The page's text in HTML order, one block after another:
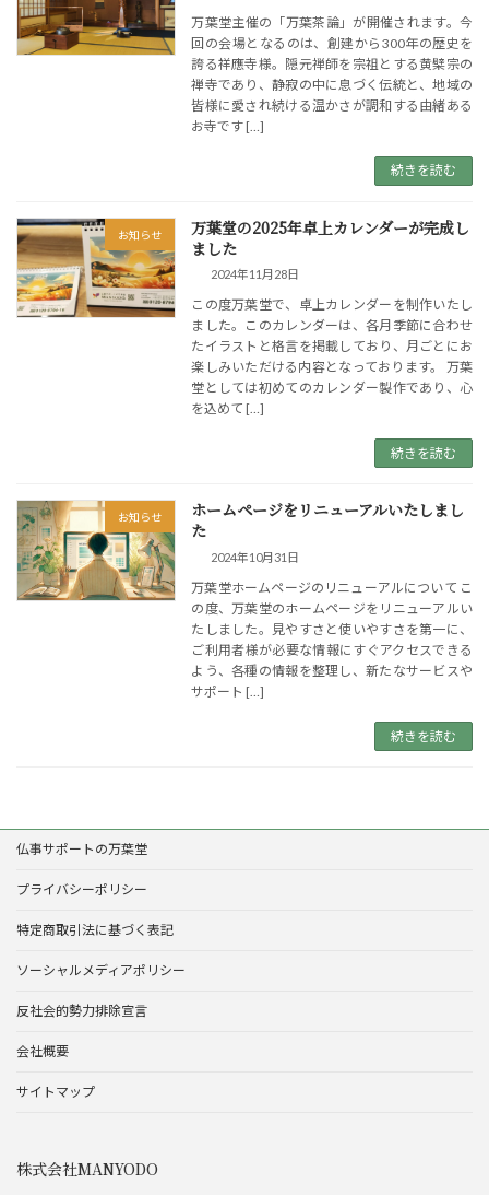
万葉堂主催の「万葉茶論」が開催されます。今
回の会場となるのは、創建から300年の歴史を
誇る祥應寺様。隠元禅師を宗祖とする黄檗宗の
禅寺であり、静寂の中に息づく伝統と、地域の
皆様に愛され続ける温かさが調和する由緒ある
お寺です […]
続きを読む
お知らせ
万葉堂の2025年卓上カレンダーが完成し
ました
2024年11月28日
この度万葉堂で、卓上カレンダーを制作いたし
ました。このカレンダーは、各月季節に合わせ
たイラストと格言を掲載しており、月ごとにお
楽しみいただける内容となっております。 万葉
堂としては初めてのカレンダー製作であり、心
を込めて […]
続きを読む
お知らせ
ホームページをリニューアルいたしまし
た
2024年10月31日
万葉堂ホームページのリニューアルについて こ
の度、万葉堂のホームページをリニューアルい
たしました。見やすさと使いやすさを第一に、
ご利用者様が必要な情報にすぐアクセスできる
よう、各種の情報を整理し、新たなサービスや
サポート […]
続きを読む
仏事サポートの万葉堂
プライバシーポリシー
特定商取引法に基づく表記
ソーシャルメディアポリシー
反社会的勢力排除宣言
会社概要
サイトマップ
株式会社MANYODO